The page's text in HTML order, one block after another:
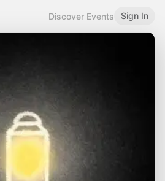
Discover Events Sign In